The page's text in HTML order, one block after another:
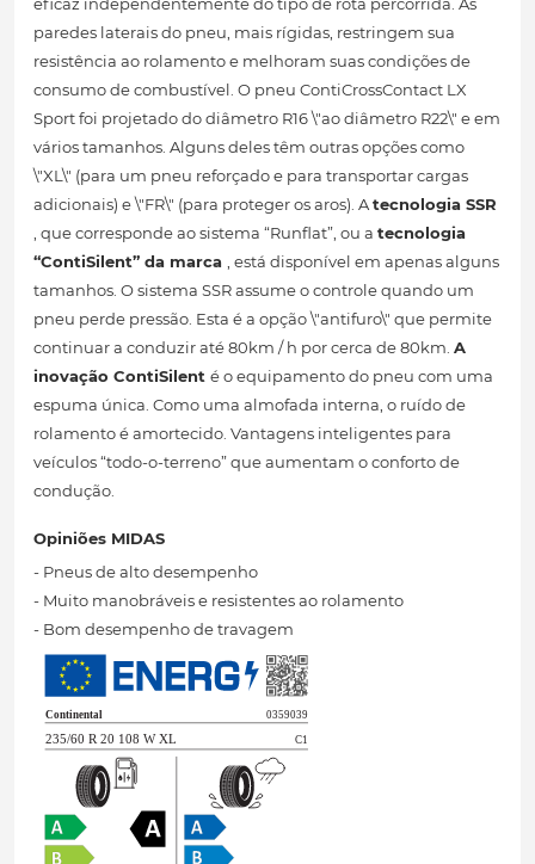
eficaz independentemente do tipo de rota percorrida. As
paredes laterais do pneu, mais rígidas, restringem sua
resistência ao rolamento e melhoram suas condições de
consumo de combustível. O pneu ContiCrossContact LX
Sport foi projetado do diâmetro R16 \"ao diâmetro R22\" e em
vários tamanhos. Alguns deles têm outras opções como
\"XL\" (para um pneu reforçado e para transportar cargas
adicionais) e \"FR\" (para proteger os aros). Atecnologia SSR
, que corresponde ao sistema “Runflat”, ou a tecnologia
“ContiSilent” da marca , está disponível em apenas alguns
tamanhos. O sistema SSR assume o controle quando um
pneu perde pressão. Esta é a opção \"antifuro\" que permite
continuar a conduzir até 80km / h por cerca de 80km. A
inovação ContiSilent é o equipamento do pneu com uma
espuma única. Como uma almofada interna, o ruído de
rolamento é amortecido. Vantagens inteligentes para
veículos “todo-o-terreno” que aumentam o conforto de
condução.
Opiniões MIDAS
- Pneus de alto desempenho
- Muito manobráveis ​​e resistentes ao rolamento
- Bom desempenho de travagem